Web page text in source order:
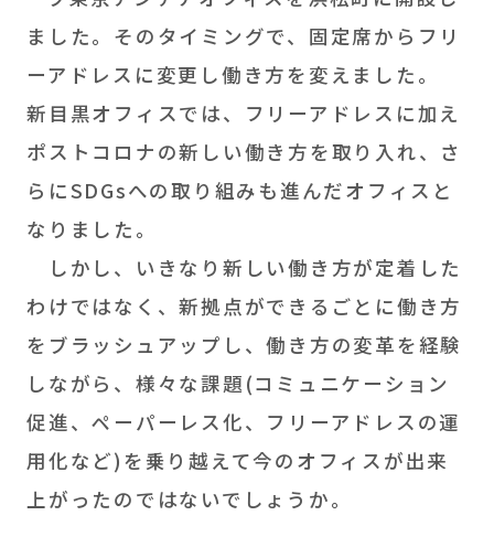
ました。そのタイミングで、固定席からフリ
ーアドレスに変更し働き方を変えました。
新目黒オフィスでは、フリーアドレスに加え
ポストコロナの新しい働き方を取り入れ、さ
らにSDGsへの取り組みも進んだオフィスと
なりました。
しかし、いきなり新しい働き方が定着した
わけではなく、新拠点ができるごとに働き方
をブラッシュアップし、働き方の変革を経験
しながら、様々な課題(コミュニケーション
促進、ペーパーレス化、フリーアドレスの運
用化など)を乗り越えて今のオフィスが出来
上がったのではないでしょうか。